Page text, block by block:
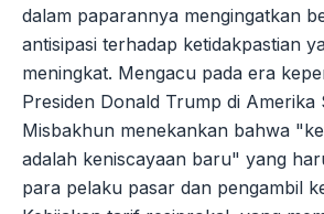
dalam paparannya mengingatkan
antisipasi terhadap ketidakpastian
meningkat. Mengacu pada era
Presiden Donald Trump di Amerika
Misbakhun menekankan bahwa
adalah keniscayaan baru" yang
para pelaku pasar dan pengambil